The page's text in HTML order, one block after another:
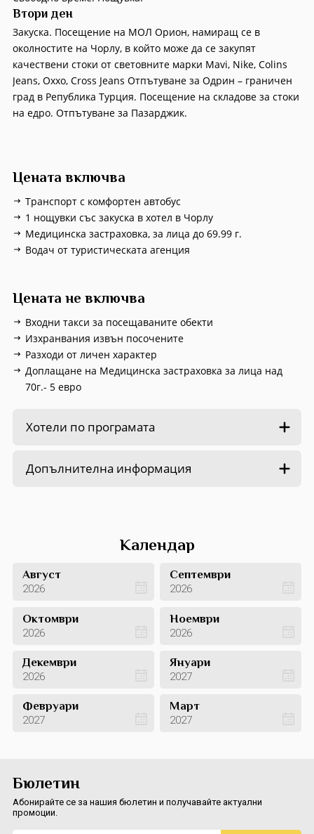
Втори ден
Закуска. Посещение на МОЛ Орион, намиращ се в
околностите на Чорлу, в който може да се закупят
качествени стоки от световните марки Mavi, Nike, Colins
Jeans, Oxxo, Cross Jeans Отпътуване за Одрин – граничен
град в Република Турция. Посещение на складове за стоки
на едро. Отпътуване за Пазарджик.
Цената включва
Транспорт с комфортен автобус
1 нощувки със закуска в хотел в Чорлу
Медицинска застраховка, за лица до 69.99 г.
Водач от туристическата агенция
Цената не включва
Входни такси за посещаваните обекти
Изхранвания извън посочените
Разходи от личен характер
Доплащане на Медицинска застраховка за лица над
70г.- 5 евро
Хотели по програмата
Допълнителна информация
Календар
Август
2026
Септември
2026
Октомври
2026
Ноември
2026
Декември
2026
Януари
2027
Февруари
2027
Март
2027
Бюлетин
Абонирайте се за нашия бюлетин и получавайте актуални
промоции.